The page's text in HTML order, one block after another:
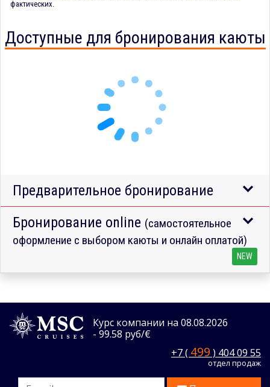
фактических.
Доступные для бронирования каюты
Предварительное бронирование
Бронирование online (самостоятельное
оформление с выбором каюты и онлайн оплатой)
NEW
Курс компании на 08.08.2026
- 99.58 руб/€
+7 ( 499 ) 404 09 55
отдел продаж